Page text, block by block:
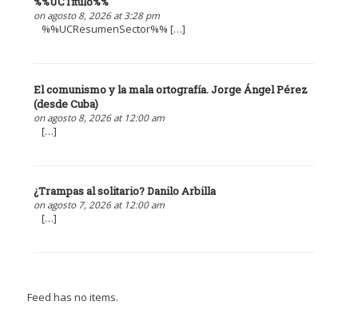
on agosto 8, 2026 at 3:28 pm
%%UCResumenSector%% […]
El comunismo y la mala ortografía. Jorge Ángel Pérez
(desde Cuba)
on agosto 8, 2026 at 12:00 am
[…]
¿Trampas al solitario? Danilo Arbilla
on agosto 7, 2026 at 12:00 am
[…]
Feed has no items.